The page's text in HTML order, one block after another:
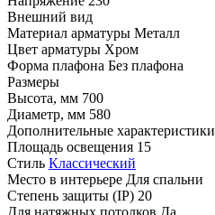
Внешний вид
Материал арматуры Металл
Цвет арматуры Хром
Форма плафона Без плафона
Размеры
Высота, мм 700
Диаметр, мм 580
Дополнительные характеристики
Площадь освещения 15
Стиль Классический
Место в интерьере Для спальни
Степень защиты (IP) 20
Для натяжных потолков Да